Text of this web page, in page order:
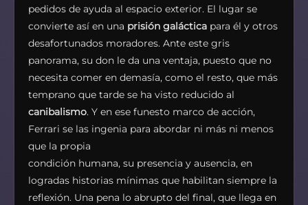
pedidos de ayuda al espacio exterior. El lugar se
convierte así en una prisión galáctica para él y otros
desafortunados moradores. Ante este gris
panorama, su don le da una ventaja, puesto que no
necesita comer en demasía, como el resto, que más
temprano que tarde se ha visto reducido al
canibalismo. Y en ese funesto marco de acción,
Ferrari se las ingenia para abordar ni más ni menos
que la propia
condición humana, su presencia y ausencia, en
logradas historias mínimas que habilitan siempre la
reflexión. Una pena lo abrupto del final, que llega en